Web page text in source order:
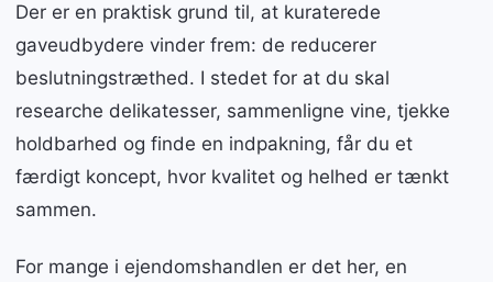
Der er en praktisk grund til, at kuraterede
gaveudbydere vinder frem: de reducerer
beslutningstræthed. I stedet for at du skal
researche delikatesser, sammenligne vine, tjekke
holdbarhed og finde en indpakning, får du et
færdigt koncept, hvor kvalitet og helhed er tænkt
sammen.
For mange i ejendomshandlen er det her, en